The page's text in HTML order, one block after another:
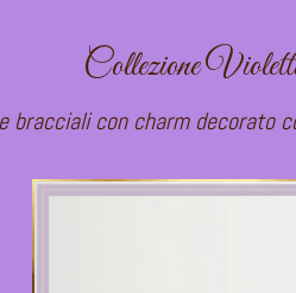
Collezione
bracciali con charm decorato